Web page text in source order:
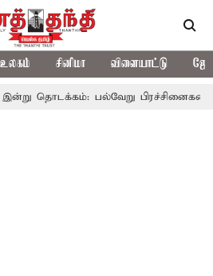
உலகம் சினிமா விளையாட்டு
பல்வேறு பிரச்சினைகளை எழுப்ப